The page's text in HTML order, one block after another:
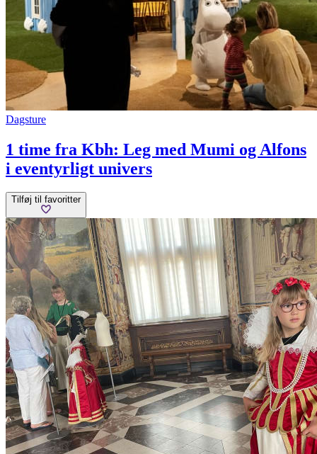
Dagsture
1 time fra Kbh: Leg med Mumi og Alfons
i eventyrligt univers
Tilføj til favoritter